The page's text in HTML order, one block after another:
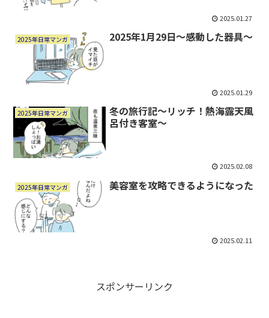
2025.01.27
2025年日常マンガ 2025年1月29日～感動した器具～
2025.01.29
2025年日常マンガ
冬の旅行記～リッチ！熱海露天風
呂付き客室～
2025.02.08
2025年日常マンガ 美容室を攻略できるようになった
2025.02.11
スポンサーリンク